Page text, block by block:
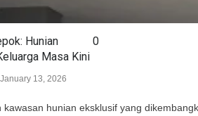
Hunian
Masa Kini
0
January 13, 2026
hunian eksklusif yang